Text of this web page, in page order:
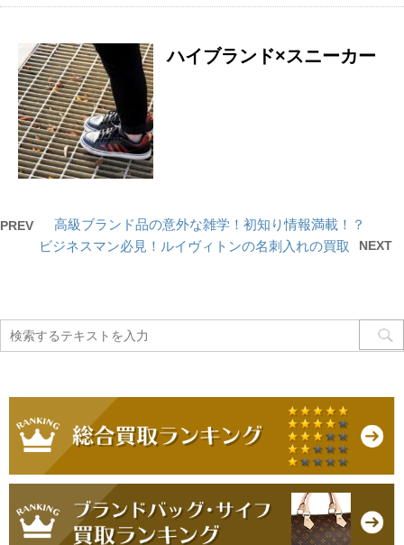
ハイブランド×スニーカー
PREV 高級ブランド品の意外な雑学！初知り情報満載！？
NEXT
ビジネスマン必見！ルイヴィトンの名刺入れの買取